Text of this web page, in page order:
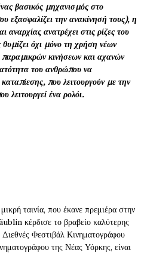
βασικός μηχανισμός στο
εξασφαλίζει την ανακίνησή τους), η
αναρχίας ανατρέχει στις ρίζες του
όχι μόνο τη χρήση νέων
παραμικρών κινήσεων και αχανών
του ανθρώπου να
που λειτουργούν με την
λειτουργεί ένα ρολόι.
ταινία, που έκανε πρεμιέρα στην
κέρδισε το βραβείο καλύτερης
Φεστιβάλ Κινηματογράφου
της Νέας Υόρκης, είναι